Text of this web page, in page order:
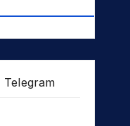
Telegram